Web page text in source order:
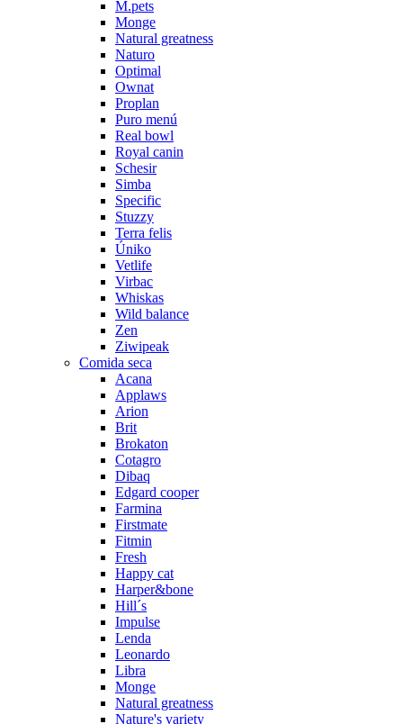
M.pets
Monge
Natural greatness
Naturo
Optimal
Ownat
Proplan
Puro menú
Real bowl
Royal canin
Schesir
Simba
Specific
Stuzzy
Terra felis
Úniko
Vetlife
Virbac
Whiskas
Wild balance
Zen
Ziwipeak
Comida seca
Acana
Applaws
Arion
Brit
Brokaton
Cotagro
Dibaq
Edgard cooper
Farmina
Firstmate
Fitmin
Fresh
Happy cat
Harper&bone
Hill´s
Impulse
Lenda
Leonardo
Libra
Monge
Natural greatness
Nature's variety